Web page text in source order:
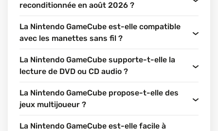
reconditionnée en août 2026 ?
La Nintendo GameCube est-elle compatible
avec les manettes sans fil ?
La Nintendo GameCube supporte-t-elle la
lecture de DVD ou CD audio ?
La Nintendo GameCube propose-t-elle des
jeux multijoueur ?
La Nintendo GameCube est-elle facile à